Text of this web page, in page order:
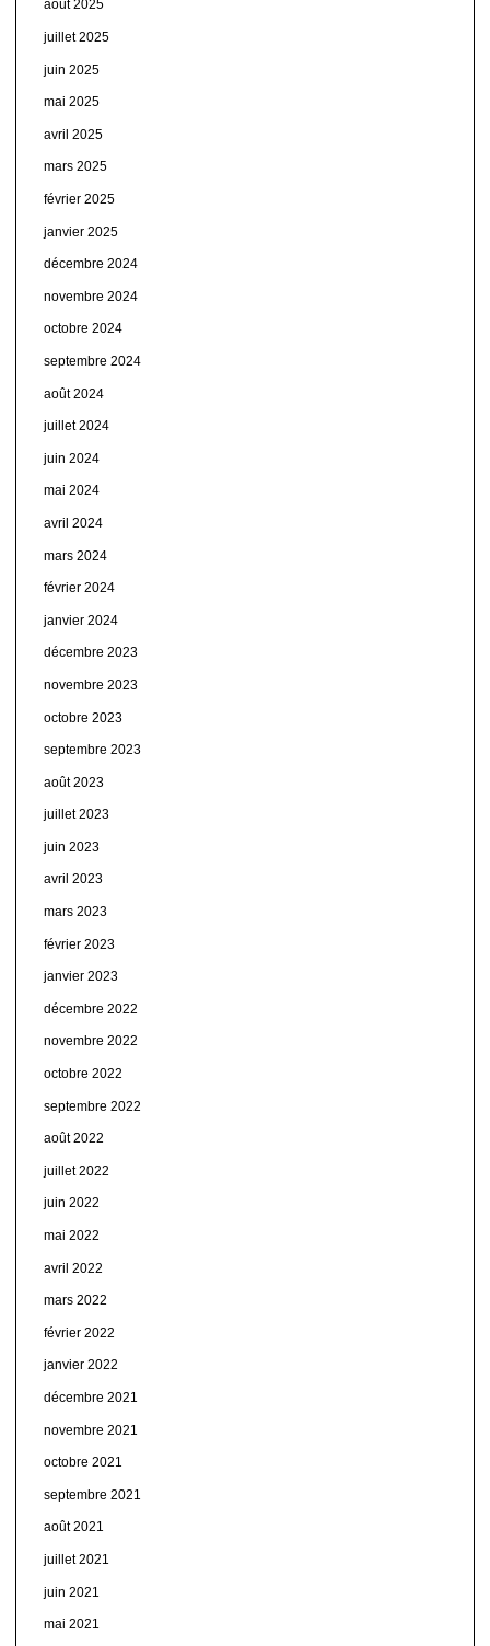
août 2025
juillet 2025
juin 2025
mai 2025
avril 2025
mars 2025
février 2025
janvier 2025
décembre 2024
novembre 2024
octobre 2024
septembre 2024
août 2024
juillet 2024
juin 2024
mai 2024
avril 2024
mars 2024
février 2024
janvier 2024
décembre 2023
novembre 2023
octobre 2023
septembre 2023
août 2023
juillet 2023
juin 2023
avril 2023
mars 2023
février 2023
janvier 2023
décembre 2022
novembre 2022
octobre 2022
septembre 2022
août 2022
juillet 2022
juin 2022
mai 2022
avril 2022
mars 2022
février 2022
janvier 2022
décembre 2021
novembre 2021
octobre 2021
septembre 2021
août 2021
juillet 2021
juin 2021
mai 2021